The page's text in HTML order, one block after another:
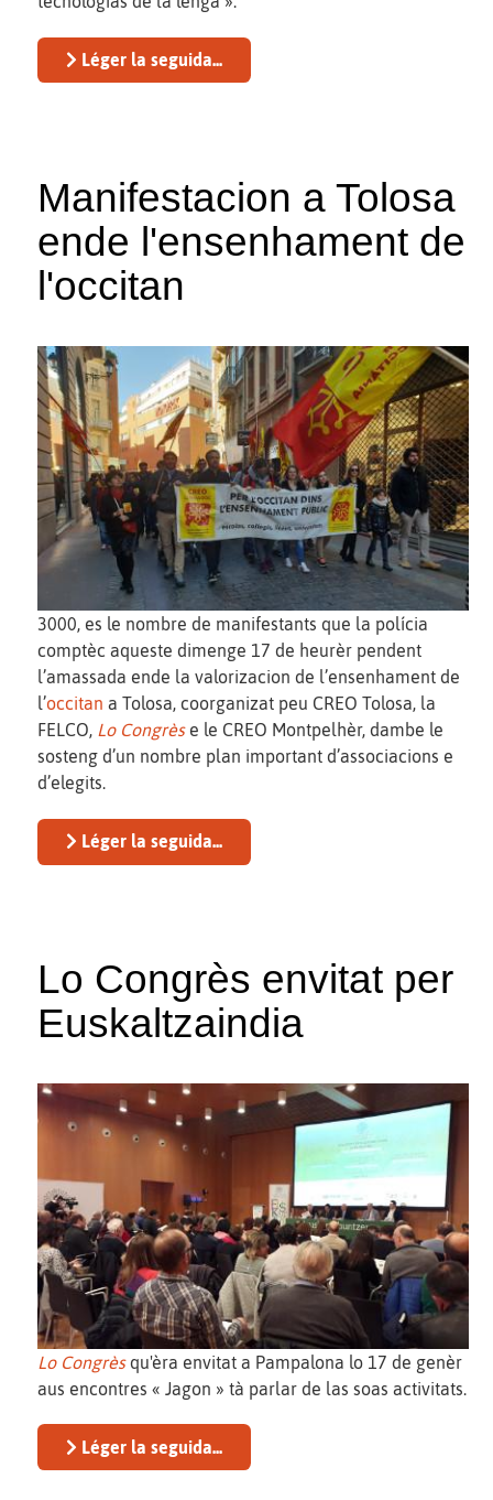
Léger la seguida...
Manifestacion a Tolosa
ende l'ensenhament de
l'occitan
3000, es le nombre de manifestants que la polícia
comptèc aqueste dimenge 17 de heurèr pendent
l’amassada ende la valorizacion de l’ensenhament de
l’occitan a Tolosa, coorganizat peu CREO Tolosa, la
FELCO, Lo Congrèse le CREO Montpelhèr, dambe le
sosteng d’un nombre plan important d’associacions e
d’elegits.
Léger la seguida...
Lo Congrès envitat per
Euskaltzaindia
Lo Congrèsqu'èra envitat a Pampalona lo 17 de genèr
aus encontres « Jagon » tà parlar de las soas activitats.
Léger la seguida...